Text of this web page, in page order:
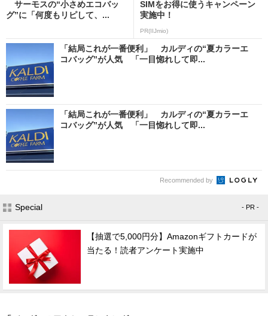
サーモスの“小さめエコバッ
グ”に「何度もリピして、...
SIMをお得に使うキャンペーン
実施中！
PR(IIJmio)
「結局これが一番便利」 カルディの“夏カラーエ
コバッグ”が人気 「一目惚れして即...
「結局これが一番便利」 カルディの“夏カラーエ
コバッグ”が人気 「一目惚れして即...
Recommended by
Special - PR -
【抽選で5,000円分】Amazonギフトカードが
当たる！読者アンケート実施中